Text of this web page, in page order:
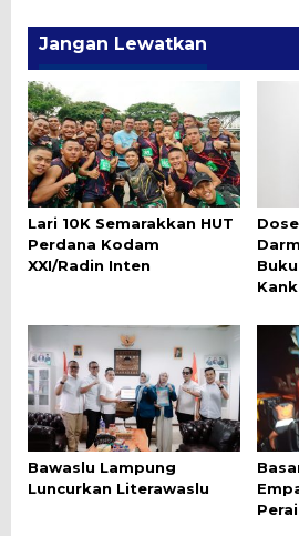
Jangan Lewatkan
Lari 10K Semarakkan HUT
Perdana Kodam
XXI/Radin Inten
Bawaslu Lampung
Luncurkan Literawaslu